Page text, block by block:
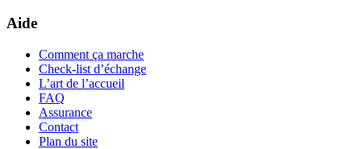
Aide
Comment ça marche
Check-list d’échange
L’art de l’accueil
FAQ
Assurance
Contact
Plan du site